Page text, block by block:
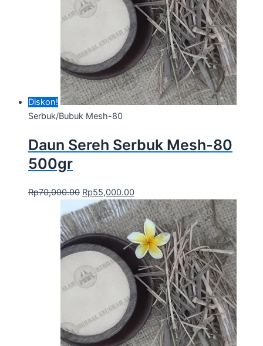
Diskon!
Serbuk/Bubuk Mesh-80
Daun Sereh Serbuk Mesh-80
500gr
Rp70,000.00 Rp55,000.00